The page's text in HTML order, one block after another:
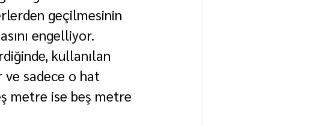
geçilmesinin
engelliyor.
kullanılan
ve sadece o hat
metre ise beş metre